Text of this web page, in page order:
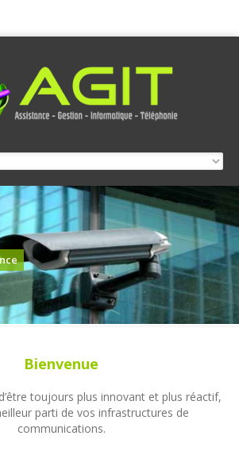
Bienvenue
toujours plus innovant et plus réactif,
parti de vos infrastructures de
communications.